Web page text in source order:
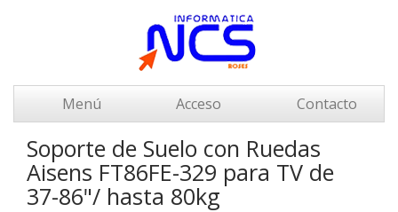
Menú Acceso Contacto
Soporte de Suelo con Ruedas
Aisens FT86FE-329 para TV de
37-86"/ hasta 80kg